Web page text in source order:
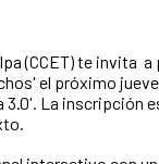
(CCET) te invita
el próximo
3.0'. La inscripción